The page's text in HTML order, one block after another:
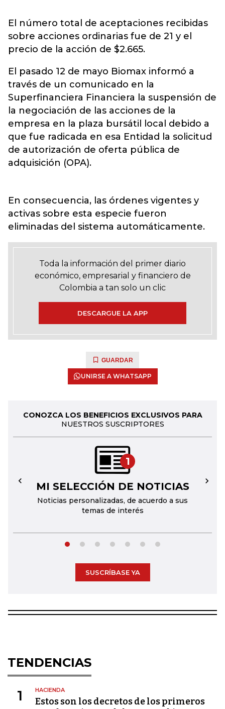
El número total de aceptaciones recibidas
sobre acciones ordinarias fue de 21 y el
precio de la acción de $2.665.
El pasado 12 de mayo Biomax informó a
través de un comunicado en la
Superfinanciera Financiera la suspensión de
la negociación de las acciones de la
empresa en la plaza bursátil local debido a
que fue radicada en esa Entidad la solicitud
de autorización de oferta pública de
adquisición (OPA).
En consecuencia, las órdenes vigentes y
activas sobre esta especie fueron
eliminadas del sistema automáticamente.
Toda la información del primer diario
económico, empresarial y financiero de
Colombia a tan solo un clic
DESCARGUE LA APP
GUARDAR
UNIRSE A WHATSAPP
CONOZCA LOS BENEFICIOS EXCLUSIVOS PARA
NUESTROS SUSCRIPTORES
1
MI SELECCIÓN DE NOTICIAS
Noticias personalizadas, de acuerdo a sus
temas de interés
← →
SUSCRÍBASE YA
TENDENCIAS
1 HACIENDA
Estos son los decretos de los primeros